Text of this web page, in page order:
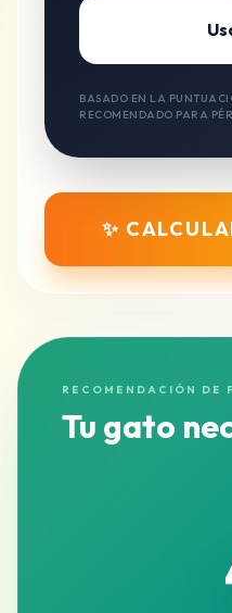
BASADO EN LA
RECOMENDADO PARA
✨
RECOMENDACIÓN DE
Tu gato